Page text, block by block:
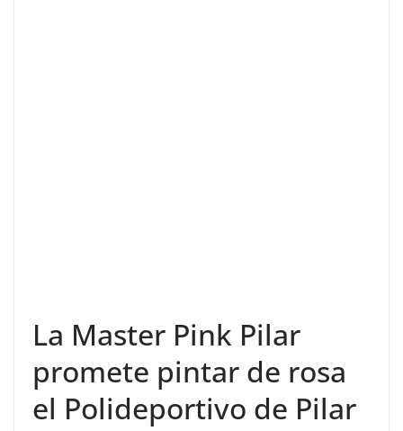
La Master Pink Pilar
promete pintar de rosa
el Polideportivo de Pilar